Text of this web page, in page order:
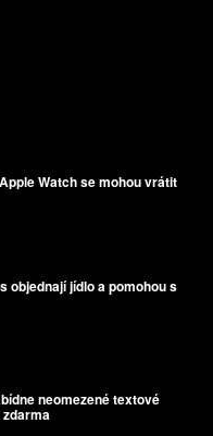
Watch se mohou vrátit
objednají jídlo a pomohou s
neomezené textové